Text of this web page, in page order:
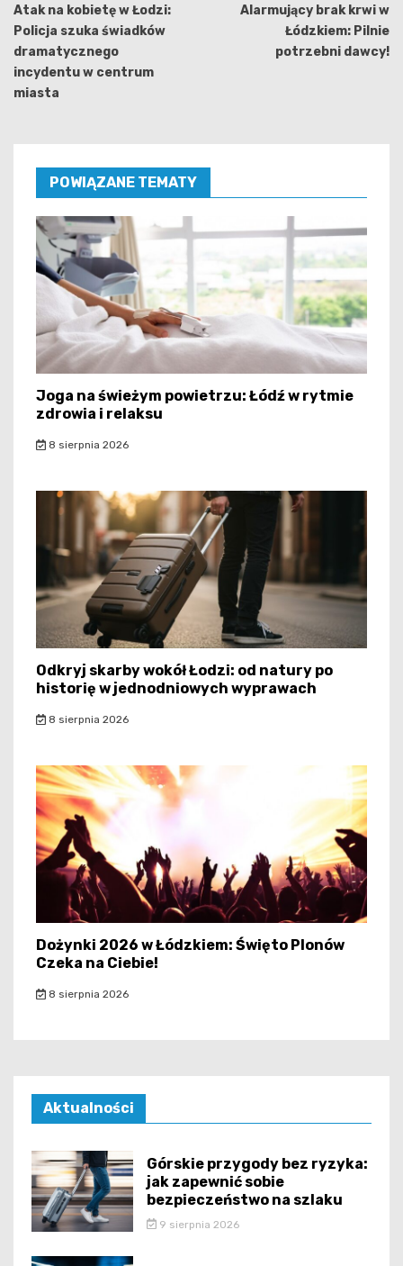
wpisu
Atak na kobietę w Łodzi:
Policja szuka świadków
dramatycznego
incydentu w centrum
miasta
Alarmujący brak krwi w
Łódzkiem: Pilnie
potrzebni dawcy!
POWIĄZANE TEMATY
Joga na świeżym powietrzu: Łódź w rytmie
zdrowia i relaksu
8 sierpnia 2026
Odkryj skarby wokół Łodzi: od natury po
historię w jednodniowych wyprawach
8 sierpnia 2026
Dożynki 2026 w Łódzkiem: Święto Plonów
Czeka na Ciebie!
8 sierpnia 2026
Aktualności
Górskie przygody bez ryzyka:
jak zapewnić sobie
bezpieczeństwo na szlaku
9 sierpnia 2026